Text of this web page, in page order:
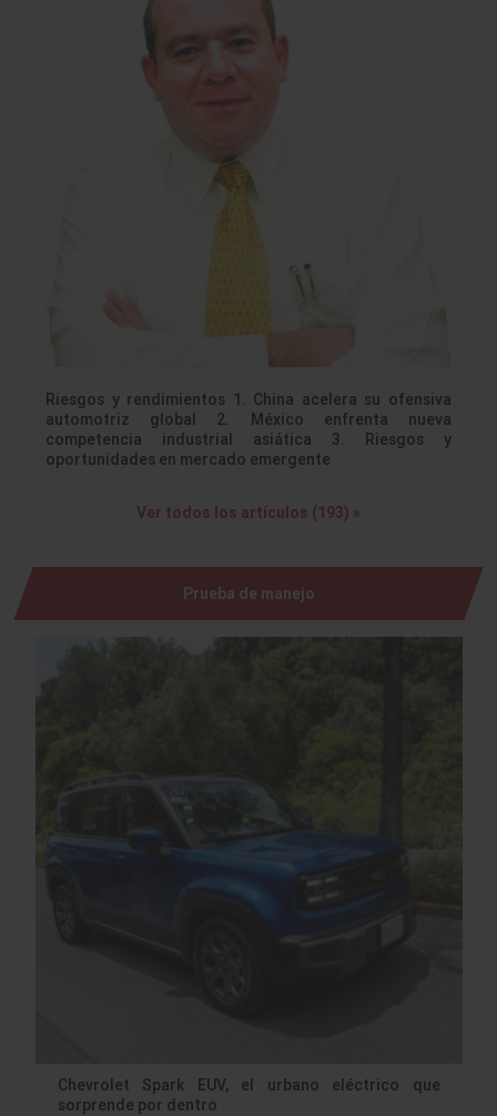
Riesgos y rendimientos 1. China acelera su ofensiva
automotriz global 2. México enfrenta nueva
competencia industrial asiática 3. Riesgos y
oportunidades en mercado emergente
Ver todos los artículos (193) »
Prueba de manejo
Chevrolet Spark EUV, el urbano eléctrico que
sorprende por dentro